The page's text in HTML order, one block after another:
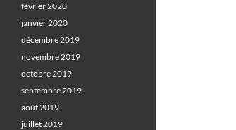
février 2020
janvier 2020
décembre 2019
novembre 2019
octobre 2019
septembre 2019
août 2019
juillet 2019